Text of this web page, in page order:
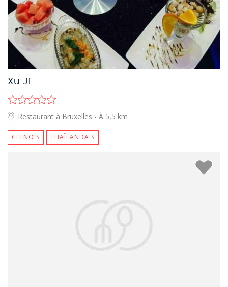
Xu Ji
Restaurant à Bruxelles - À 5,5 km
CHINOIS THAÏLANDAIS